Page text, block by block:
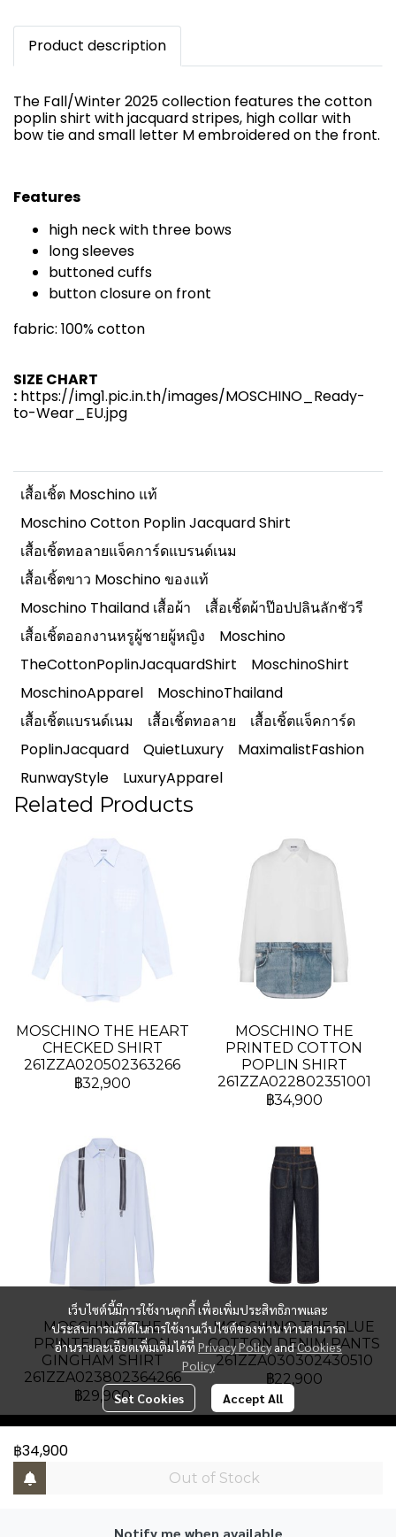
Product description
The Fall/Winter 2025 collection features the cotton
poplin shirt with jacquard stripes, high collar with
bow tie and small letter M embroidered on the front.
Features
high neck with three bows
long sleeves
buttoned cuffs
button closure on front
fabric: 100% cotton
SIZE CHART
: https://img1.pic.in.th/images/MOSCHINO_Ready-
to-Wear_EU.jpg
เสื้อเชิ้ต Moschino แท้
Moschino Cotton Poplin Jacquard Shirt
เสื้อเชิ้ตทอลายแจ็คการ์ดแบรนด์เนม
เสื้อเชิ้ตขาว Moschino ของแท้
Moschino Thailand เสื้อผ้า
เสื้อเชิ้ตผ้าป๊อปปลินลักชัวรี
เสื้อเชิ้ตออกงานหรูผู้ชายผู้หญิง
Moschino
TheCottonPoplinJacquardShirt
MoschinoShirt
MoschinoApparel
MoschinoThailand
เสื้อเชิ้ตแบรนด์เนม
เสื้อเชิ้ตทอลาย
เสื้อเชิ้ตแจ็คการ์ด
PoplinJacquard
QuietLuxury
MaximalistFashion
RunwayStyle
LuxuryApparel
Related Products
MOSCHINO THE HEART
CHECKED SHIRT
261ZZA020502363266
฿32,900
MOSCHINO THE
PRINTED COTTON
POPLIN SHIRT
261ZZA022802351001
฿34,900
MOSCHINO THE
PRINTED COTTON
GINGHAM SHIRT
261ZZA023802364266
฿29,900
MOSCHINO THE BLUE
COTTON DENIM PANTS
261ZZA030302430510
฿22,900
฿34,900
Out of Stock
Notify me when available
เว็บไซต์นี้มีการใช้งานคุกกี้ เพื่อเพิ่มประสิทธิภาพและ
ประสบการณ์ที่ดีในการใช้งานเว็บไซต์ของท่าน ท่านสามารถ
อ่านรายละเอียดเพิ่มเติมได้ที่ Privacy Policy andCookies
Policy
Set Cookies Accept All
Address : Gaysorn Building, Floor 6, Room 6B-3, 999
10330, Thailand.